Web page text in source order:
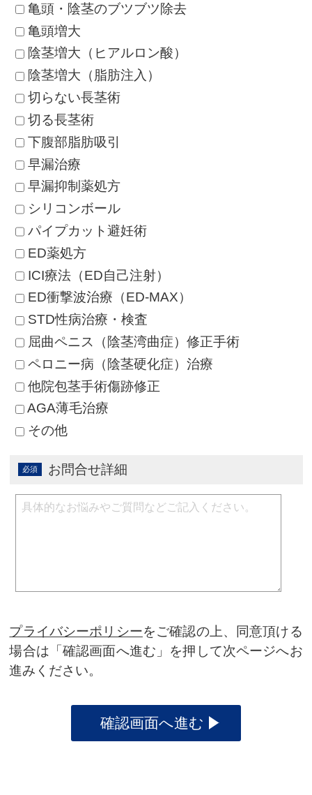
亀頭・陰茎のブツブツ除去
亀頭増大
陰茎増大（ヒアルロン酸）
陰茎増大（脂肪注入）
切らない長茎術
切る長茎術
下腹部脂肪吸引
早漏治療
早漏抑制薬処方
シリコンボール
パイプカット避妊術
ED薬処方
ICI療法（ED自己注射）
ED衝撃波治療（ED-MAX）
STD性病治療・検査
屈曲ペニス（陰茎湾曲症）修正手術
ペロニー病（陰茎硬化症）治療
他院包茎手術傷跡修正
AGA薄毛治療
その他
お問合せ詳細
プライバシーポリシーをご確認の上、同意頂ける
場合は「確認画面へ進む」を押して次ページへお
進みください。